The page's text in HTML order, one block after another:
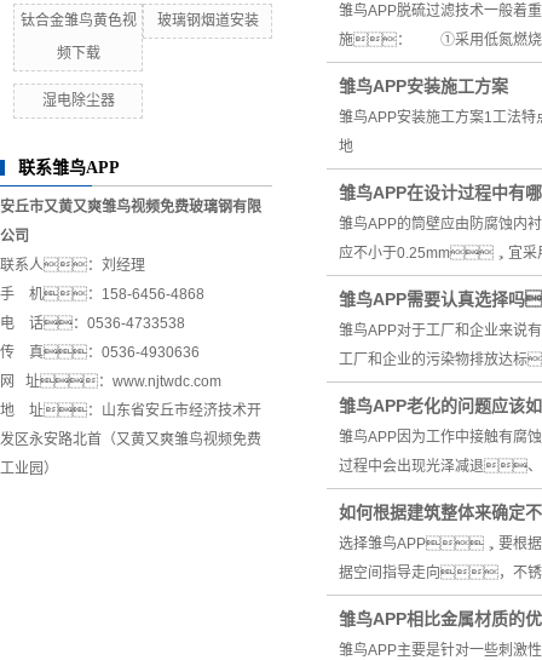
钛合金雏鸟黄色视
频下载
玻璃钢烟道安装
湿电除尘器
联系雏鸟APP
安丘市又黄又爽雏鸟视频免费玻璃钢有限
公司
联系人：刘经理
手 机：158-6456-4868
电 话：0536-4733538
传 真：0536-4930636
网 址：www.njtwdc.com
地 址：山东省安丘市经济技术开
发区永安路北首（又黄又爽雏鸟视频免费
工业园）
雏鸟APP脱硫过滤技术一
施： ①采用低氮燃烧
雏鸟APP安装施工方案
雏鸟APP安装施工方案1工
地
雏鸟APP在设计过程中
雏鸟APP的筒壁应由防腐蚀
应不小于0.25mm，宜
雏鸟APP需要认真选择
雏鸟APP对于工厂和企业来
工厂和企业的污染物排放达
雏鸟APP老化的问题应
雏鸟APP因为工作中接触有
过程中会出现光泽减退
如何根据建筑整体来确定
选择雏鸟APP，要根据
据空间指导走向，不
雏鸟APP相比金属材质
雏鸟APP主要是针对一些刺